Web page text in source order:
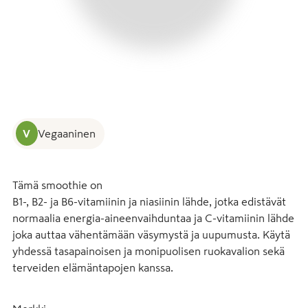
V Vegaaninen
Tämä smoothie on
B1-, B2- ja B6-vitamiinin ja niasiinin lähde, jotka edistävät
normaalia energia-aineenvaihduntaa ja C-vitamiinin lähde
joka auttaa vähentämään väsymystä ja uupumusta. Käytä
yhdessä tasapainoisen ja monipuolisen ruokavalion sekä
terveiden elämäntapojen kanssa.